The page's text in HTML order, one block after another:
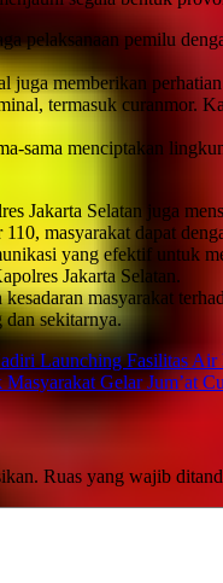
pelaksanaan pemilu
memberikan
termasuk curanmor.
sama menciptakan
Jakarta Selatan juga
masyarakat dapat
yang efektif untuk
Jakarta Selatan.
masyarakat
sekitarnya.
Launching Fasilitas
Gelar Jum’at
Ruas yang wajib